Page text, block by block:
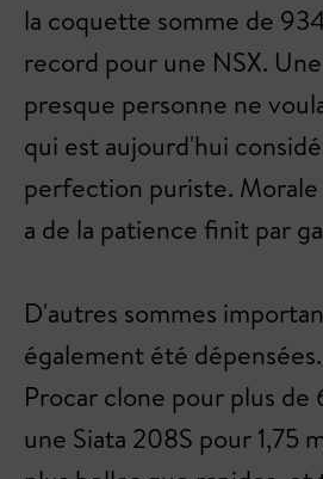
la coquette somme de
record pour une NSX.
presque personne ne
qui est aujourd'hui
perfection puriste.
a de la patience finit par
D'autres sommes
également été
Procar clone pour plus
une Siata 208S pour 1,75